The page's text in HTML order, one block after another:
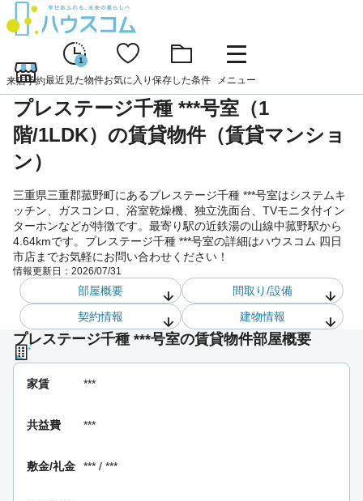
来店予約
1
最近見た物件お気に入り 保存した条件 メニュー
プレステージ千種 ***号室（1
階/1LDK）の賃貸物件（賃貸マンショ
ン）
三重県三重郡菰野町にあるプレステージ千種 ***号室はシステムキ
ッチン、ガスコンロ、浴室乾燥機、独立洗面台、TVモニタ付イン
ターホンなどが特徴です。最寄り駅の近鉄湯の山線中菰野駅から
4.64kmです。プレステージ千種 ***号室の詳細はハウスコム 四日
市店までお気軽にお問い合わせください！
情報更新日： 2026/07/31
部屋概要
間取り/設備
契約情報
建物情報
プレステージ千種 ***号室の賃貸物件部屋概要
家賃 ***
共益費 ***
敷金/礼金 *** / ***